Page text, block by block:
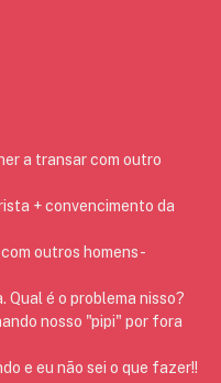
a transar com outro
+ convencimento da
outros homens -
Qual é o problema nisso?
nosso "pipi" por fora
e eu não sei o que fazer!!